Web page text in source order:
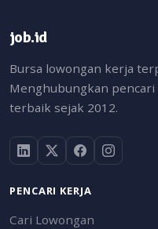
job.id
Bursa lowongan kerja
Menghubungkan
terbaik sejak 2012.
PENCARI KERJA
Cari Lowongan